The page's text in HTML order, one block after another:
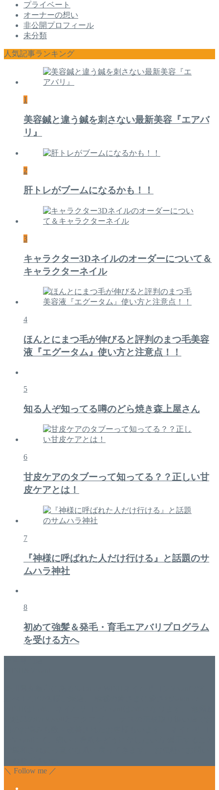
プライベート
オーナーの想い
非公開プロフィール
未分類
人気記事ランキング
1
美容鍼と違う鍼を刺さない最新美容『エアバ
リ』
2
肝トレがブームになるかも！！
3
キャラクター3Dネイルのオーダーについて＆
キャラクターネイル
4
ほんとにまつ毛が伸びると評判のまつ毛美容
液『エグータム』使い方と注意点！！
5
知る人ぞ知ってる噂のどら焼き森上屋さん
6
甘皮ケアのタブーって知ってる？？正しい甘
皮ケアとは！
7
『神様に呼ばれた人だけ行ける』と話題のサ
ムハラ神社
8
初めて強髪＆発毛・育毛エアバリプログラム
を受ける方へ
＼ Follow me ／